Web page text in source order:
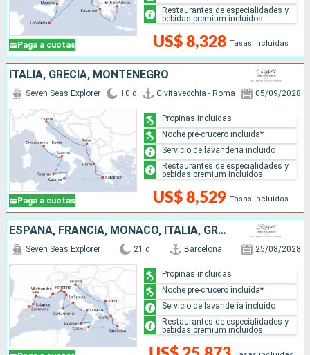
Paga a cuotas US$ 8,328 Tasas incluidas
Restaurantes de especialidades y
bebidas premium incluidos
ITALIA, GRECIA, MONTENEGRO
Paga a cuotas
Seven Seas Explorer 10 d Civitavecchia - Roma 05/09/2028
US$ 8,529 Tasas incluidas
Propinas incluidas
Noche pre-crucero incluida*
Servicio de lavanderia incluido
Restaurantes de especialidades y
bebidas premium incluidos
ESPAÑA, FRANCIA, MONACO, ITALIA, GRECIA, MONTENEGRO
Seven Seas Explorer 21 d Barcelona 25/08/2028
Propinas incluidas
Noche pre-crucero incluida*
Servicio de lavanderia incluido
Restaurantes de especialidades y
bebidas premium incluidos